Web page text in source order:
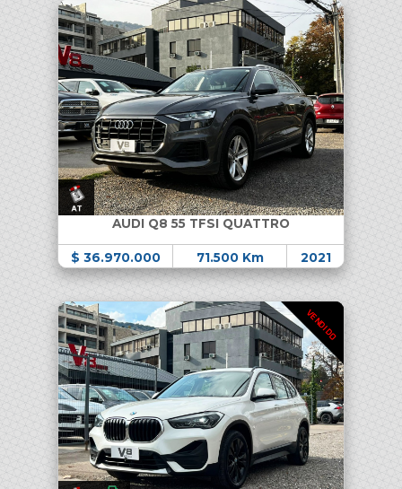
AUDI Q8 55 TFSI QUATTRO
$ 36.970.000 71.500 Km 2021
VENDIDO